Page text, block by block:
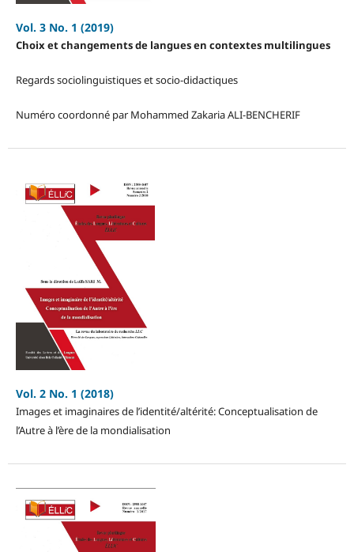
Vol. 3 No. 1 (2019)
Choix et changements de langues en contextes multilingues
Regards sociolinguistiques et socio-didactiques
Numéro coordonné par Mohammed Zakaria ALI-BENCHERIF
Vol. 2 No. 1 (2018)
Images et imaginaires de l’identité/altérité: Conceptualisation de
l’Autre à l’ère de la mondialisation